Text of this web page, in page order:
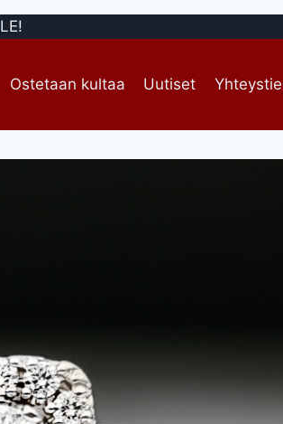
Ostetaan kultaa Uutiset